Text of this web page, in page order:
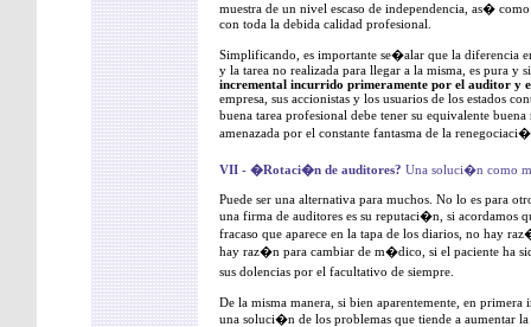
muestra de un nivel escaso de independencia, as�
con toda la debida calidad profesional.
Simplificando, es importante se�alar que la diferencia
y la tarea no realizada para llegar a la misma, es pura y
incremental incurrido primeramente por el auditor y
empresa, sus accionistas y los usuarios de los estados
buena tarea profesional debe tener su equivalente
amenazada por el constante fantasma de la
VII - �Rotaci�n de auditores? Una soluci�n como
Puede ser una alternativa para muchos. No lo es para
una firma de auditores es su reputaci�n, si acordamos
fracaso que aparece en la tapa de los diarios, no hay
hay raz�n para cambiar de m�dico, si el paciente ha
sus dolencias por el facultativo de siempre.
De la misma manera, si bien aparentemente, en
una soluci�n de los problemas que tiende a aumentar